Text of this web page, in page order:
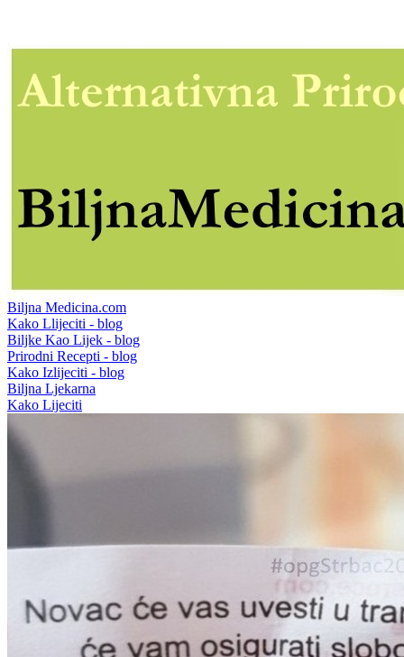
Biljna Medicina.com
Kako Llijeciti - blog
Biljke Kao Lijek - blog
Prirodni Recepti - blog
Kako Izlijeciti - blog
Biljna Ljekarna
Kako Lijeciti